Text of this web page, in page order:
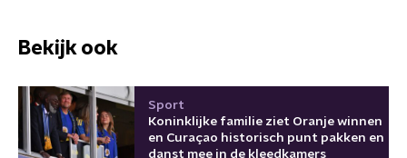
Bekijk ook
Sport
Koninklijke familie ziet Oranje winnen
en Curaçao historisch punt pakken en
danst mee in de kleedkamers